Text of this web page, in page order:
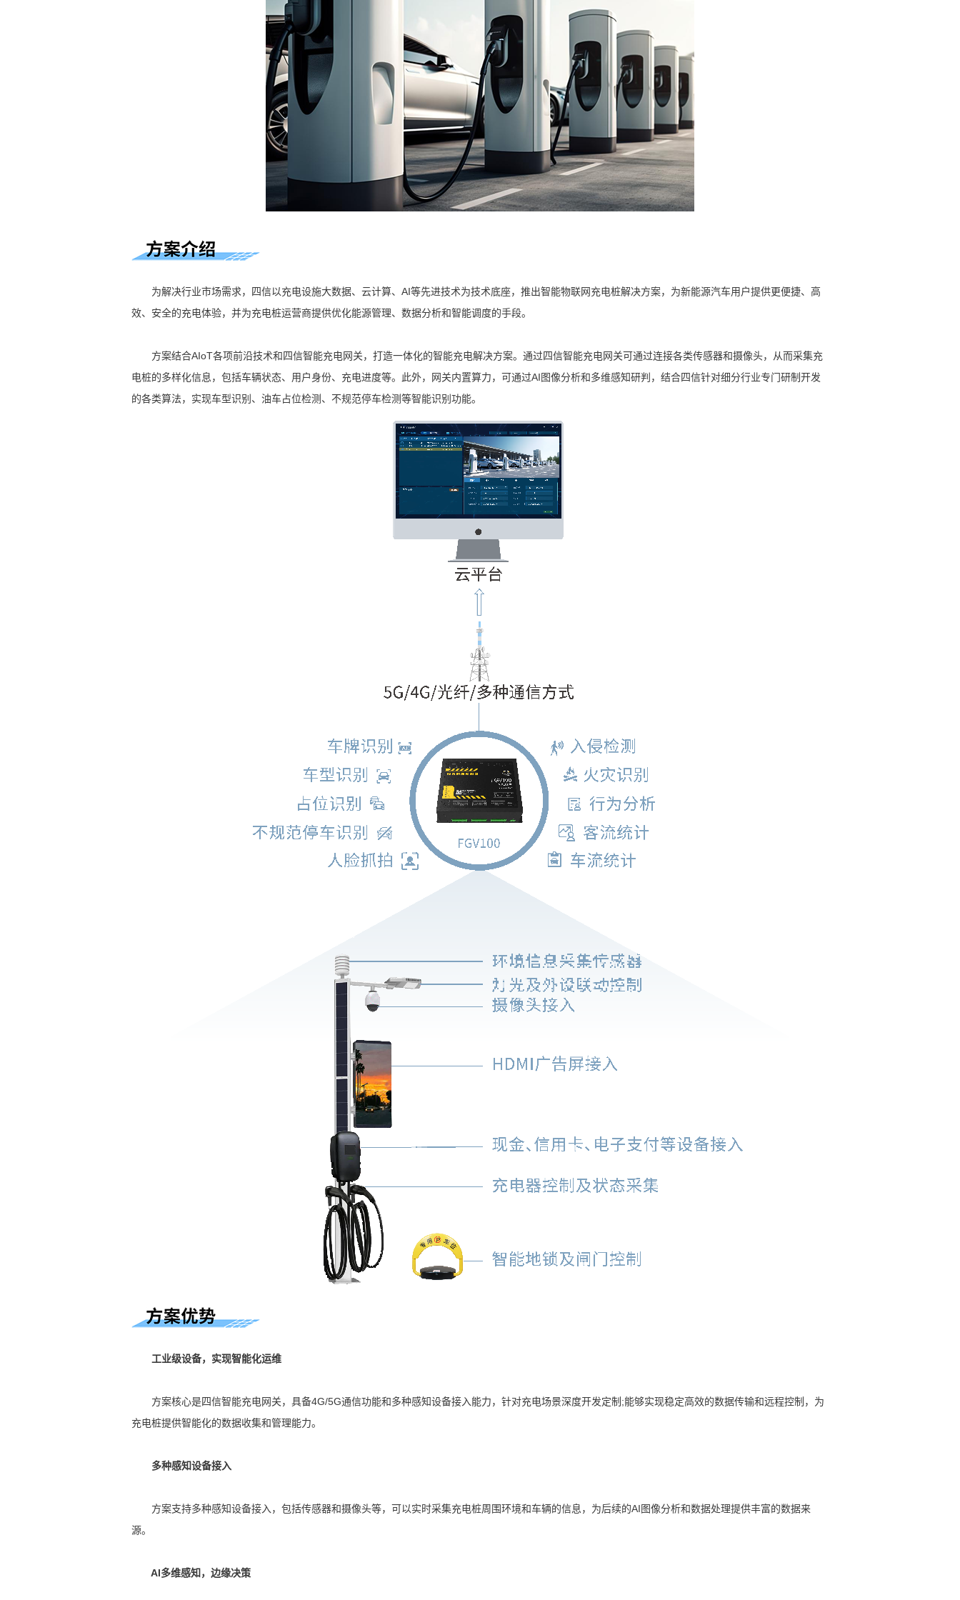
为解决行业市场需求，四信以充电设施大数据、云计算、AI等先进技术为技术底座，推出智能物联网充电桩解决方案，为新能源汽车用户提供更便捷、高
效、安全的充电体验，并为充电桩运营商提供优化能源管理、数据分析和智能调度的手段。
方案结合AIoT各项前沿技术和四信智能充电网关，打造一体化的智能充电解决方案。通过四信智能充电网关可通过连接各类传感器和摄像头，从而采集充
电桩的多样化信息，包括车辆状态、用户身份、充电进度等。此外，网关内置算力，可通过AI图像分析和多维感知研判，结合四信针对细分行业专门研制开发
的各类算法，实现车型识别、油车占位检测、不规范停车检测等智能识别功能。
工业级设备，实现智能化运维
方案核心是四信智能充电网关，具备4G/5G通信功能和多种感知设备接入能力，针对充电场景深度开发定制;能够实现稳定高效的数据传输和远程控制，为
充电桩提供智能化的数据收集和管理能力。
多种感知设备接入
方案支持多种感知设备接入，包括传感器和摄像头等，可以实时采集充电桩周围环境和车辆的信息，为后续的AI图像分析和数据处理提供丰富的数据来
源。
AI多维感知，边缘决策